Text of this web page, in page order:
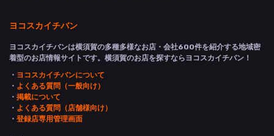
ヨコスカイチバン
ヨコスカイチバンは横須賀の多種多様なお店・会社600件を紹介する地域密
着型のお店情報サイトです。横須賀のお店を探すならヨコスカイチバン！
・ ヨコスカイチバンについて
・ よくある質問（一般向け）
・ 掲載について
・ よくある質問（店舗様向け）
・ 登録店専用管理画面